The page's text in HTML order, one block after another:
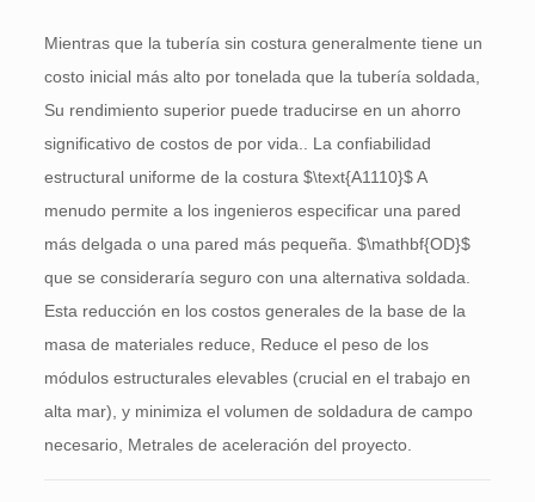
Mientras que la tubería sin costura generalmente tiene un
costo inicial más alto por tonelada que la tubería soldada,
Su rendimiento superior puede traducirse en un ahorro
significativo de costos de por vida.. La confiabilidad
estructural uniforme de la costura $\text{A1110}$A
menudo permite a los ingenieros especificar una pared
más delgada o una pared más pequeña. $\mathbf{OD}$
que se consideraría seguro con una alternativa soldada.
Esta reducción en los costos generales de la base de la
masa de materiales reduce, Reduce el peso de los
módulos estructurales elevables (crucial en el trabajo en
alta mar), y minimiza el volumen de soldadura de campo
necesario, Metrales de aceleración del proyecto.